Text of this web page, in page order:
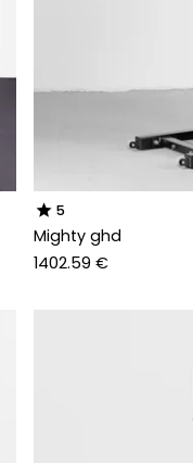
star 5
Mighty ghd
1402.59 €